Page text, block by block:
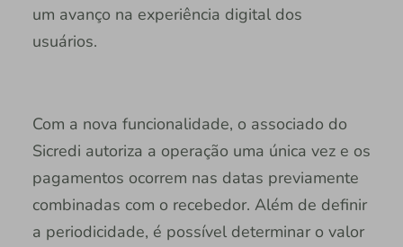
um avanço na experiência digital dos
usuários.
Com a nova funcionalidade, o associado do
Sicredi autoriza a operação uma única vez e os
pagamentos ocorrem nas datas previamente
combinadas com o recebedor. Além de definir
a periodicidade, é possível determinar o valor